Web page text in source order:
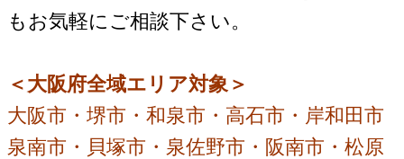
もお気軽にご相談下さい。
＜大阪府全域エリア対象＞
大阪市・堺市・和泉市・高石市・岸和田市
泉南市・貝塚市・泉佐野市・阪南市・松原